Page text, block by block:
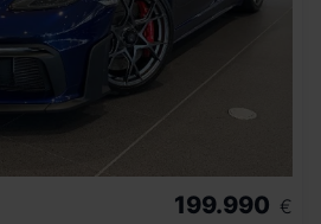
199.990 €